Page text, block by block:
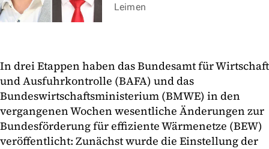
Leimen
In drei Etappen haben das Bundesamt für Wirtschaft
und Ausfuhrkontrolle (BAFA) und das
Bundeswirtschaftsministerium (BMWE) in den
vergangenen Wochen wesentliche Änderungen zur
Bundesförderung für effiziente Wärmenetze (BEW)
veröffentlicht: Zunächst wurde die Einstellung der